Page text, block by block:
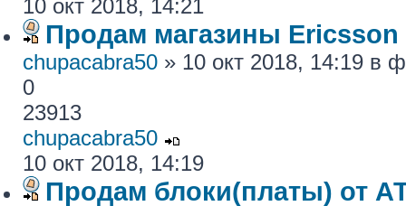
10 окт 2018, 14:21
Продам магазины Ericsson
chupacabra50 » 10 окт 2018, 14:19 в
0
23913
chupacabra50
10 окт 2018, 14:19
Продам блоки(платы) от